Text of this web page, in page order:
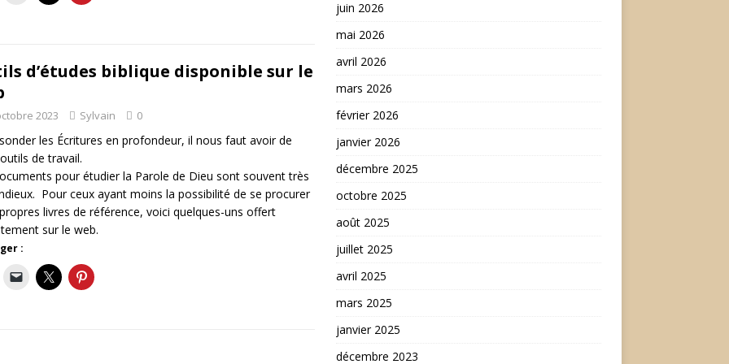
d’études biblique disponible sur le
2023 Sylvain 0
les Écritures en profondeur, il nous faut avoir de
de travail.
pour étudier la Parole de Dieu sont souvent très
Pour ceux ayant moins la possibilité de se procurer
livres de référence, voici quelques-uns offert
sur le web.
:
juin 2026
mai 2026
avril 2026
mars 2026
février 2026
janvier 2026
décembre 2025
octobre 2025
août 2025
juillet 2025
avril 2025
mars 2025
janvier 2025
décembre 2023